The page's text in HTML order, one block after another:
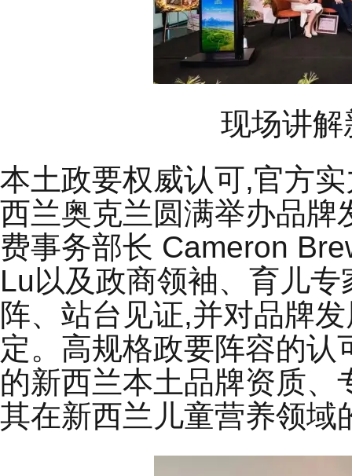
现场讲
本土政要权威认可,官方
西兰奥克兰圆满举办品牌
费事务部⻓ Cameron
Lu以及政商领袖、育⼉
阵、站台见证,并对品牌
定。高规格政要阵容的
的新西兰本土品牌资质
其在新西兰儿童营养领域